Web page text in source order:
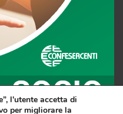
l'utente accetta di
per migliorare la